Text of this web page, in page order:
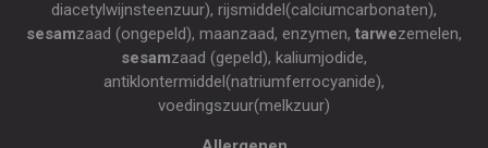
diacetylwijnsteenzuur), rijsmiddel(calciumcarbonaten),
sesamzaad (ongepeld), maanzaad, enzymen, tarwezemelen,
sesamzaad (gepeld), kaliumjodide,
antiklontermiddel(natriumferrocyanide),
voedingszuur(melkzuur)